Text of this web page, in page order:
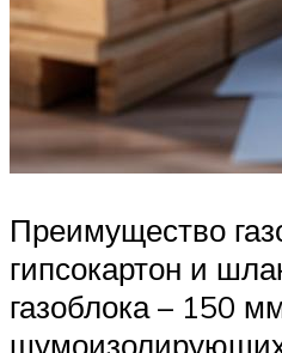
Преимущество
гипсокартон и
газоблока – 150